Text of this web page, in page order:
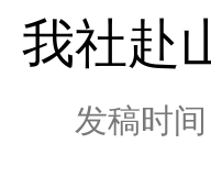
我社赴
发稿时